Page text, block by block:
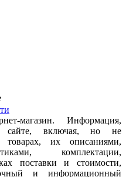
магазин. Информация,
сайте, включая, но не
товарах, их описаниями,
комплектации,
поставки и стоимости,
и информационный